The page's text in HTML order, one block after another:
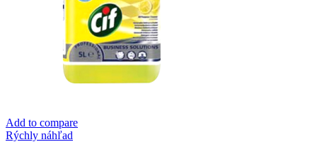
prostriedok
Add to compare
Rýchly náhľad